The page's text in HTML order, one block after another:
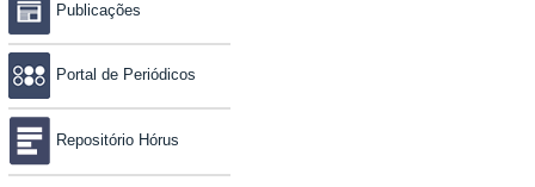
Publicações
Portal de Periódicos
Repositório Hórus